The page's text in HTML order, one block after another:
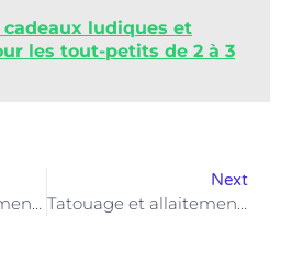
cadeaux ludiques et
les tout-petits de 2 à 3
Next